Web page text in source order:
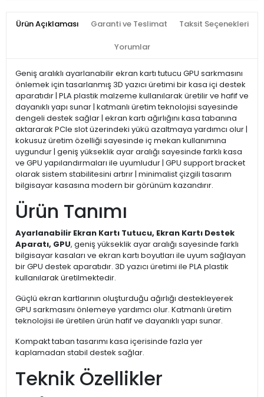
Ürün Açıklaması Garanti ve Teslimat Taksit Seçenekleri
Yorumlar
Geniş aralıklı ayarlanabilir ekran kartı tutucu GPU sarkmasını
önlemek için tasarlanmış 3D yazıcı üretimi bir kasa içi destek
aparatıdır | PLA plastik malzeme kullanılarak üretilir ve hafif ve
dayanıklı yapı sunar | katmanlı üretim teknolojisi sayesinde
dengeli destek sağlar | ekran kartı ağırlığını kasa tabanına
aktararak PCIe slot üzerindeki yükü azaltmaya yardımcı olur |
kokusuz üretim özelliği sayesinde iç mekan kullanımına
uygundur | geniş yükseklik ayar aralığı sayesinde farklı kasa
ve GPU yapılandırmaları ile uyumludur | GPU support bracket
olarak sistem stabilitesini artırır | minimalist çizgili tasarım
bilgisayar kasasına modern bir görünüm kazandırır.
Ürün Tanımı
Ayarlanabilir Ekran Kartı Tutucu, Ekran Kartı Destek
Aparatı, GPU, geniş yükseklik ayar aralığı sayesinde farklı
bilgisayar kasaları ve ekran kartı boyutları ile uyum sağlayan
bir GPU destek aparatıdır. 3D yazıcı üretimi ile PLA plastik
kullanılarak üretilmektedir.
Güçlü ekran kartlarının oluşturduğu ağırlığı destekleyerek
GPU sarkmasını önlemeye yardımcı olur. Katmanlı üretim
teknolojisi ile üretilen ürün hafif ve dayanıklı yapı sunar.
Kompakt taban tasarımı kasa içerisinde fazla yer
kaplamadan stabil destek sağlar.
Teknik Özellikler